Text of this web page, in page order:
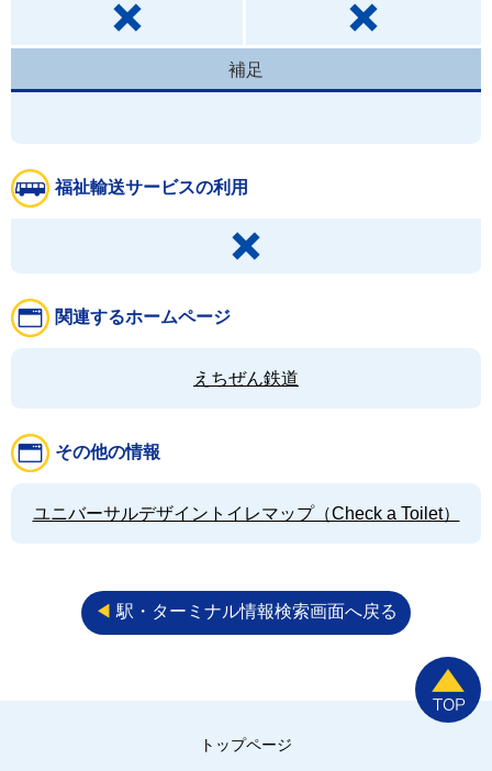
補足
福祉輸送サービスの利用
関連するホームページ
えちぜん鉄道
その他の情報
ユニバーサルデザイントイレマップ（Check a Toilet）
◀︎ 駅・ターミナル情報検索画面へ戻る
トップページ